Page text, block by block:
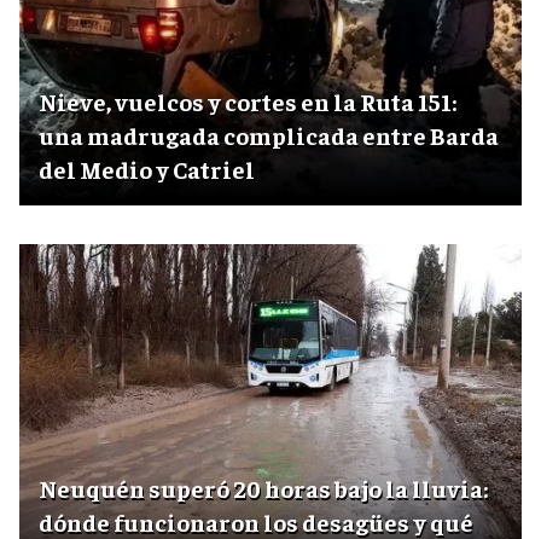
Nieve, vuelcos y cortes en la Ruta 151:
una madrugada complicada entre Barda
del Medio y Catriel
Neuquén superó 20 horas bajo la lluvia:
dónde funcionaron los desagües y qué